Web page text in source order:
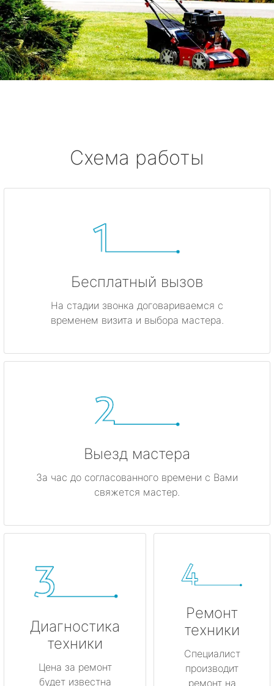
Петро-Славянка
Тярлево
Смолячково
Высоцк
Гатчина
Кириши
Коммунар
Кудрово
Лодейное Поле
Луга
Любань
Мурино
Схема работы
Бесплатный вызов
На стадии звонка договариваемся с
временем визита и выбора мастера.
Выезд мастера
За час до согласованного времени с Вами
свяжется мастер.
Диагностика
техники
Цена за ремонт
будет известна
Ремонт
техники
Специалист
производит
ремонт на